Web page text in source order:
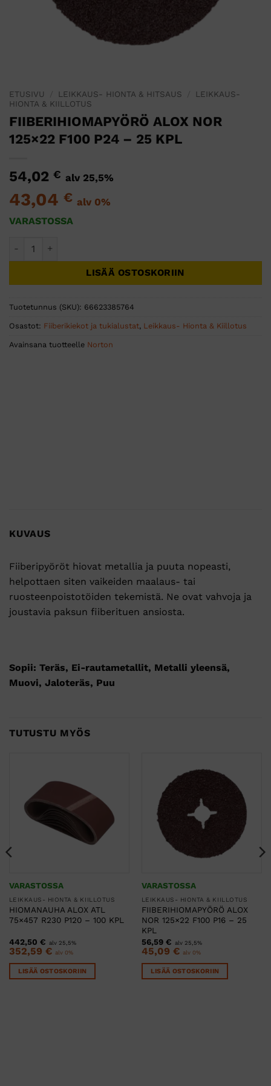
ETUSIVU LEIKKAUS- HIONTA & HITSAUS
LEIKKAUS-
HIONTA & KIILLOTUS
FIIBERIHIOMAPYÖRÖ ALOX NOR
125×22 F100 P24 – 25 KPL
54,02 € alv 25,5%
43,04 € alv 0%
VARASTOSSA
LISÄÄ OSTOSKORIIN
Tuotetunnus (SKU): 66623385764
Osastot: Fiiberikiekot ja tukialustat, Leikkaus- Hionta & Kiillotus
Avainsana tuotteelle Norton
KUVAUS
Fiiberipyöröt hiovat metallia ja puuta nopeasti,
helpottaen siten vaikeiden maalaus- tai
ruosteenpoistotöiden tekemistä. Ne ovat vahvoja ja
joustavia paksun fiiberituen ansiosta.
Sopii: Teräs, Ei-rautametallit, Metalli yleensä,
Muovi, Jaloteräs, Puu
TUTUSTU MYÖS
VARASTOSSA
LEIKKAUS- HIONTA & KIILLOTUS
HIOMANAUHA ALOX ATL
75×457 R230 P120 – 100 KPL
442,50 € alv 25,5%
352,59 € alv 0%
LISÄÄ OSTOSKORIIN
VARASTOSSA
LEIKKAUS- HIONTA & KIILLOTUS
FIIBERIHIOMAPYÖRÖ ALOX
NOR 125×22 F100 P16 – 25
KPL
56,59 € alv 25,5%
45,09 € alv 0%
LISÄÄ OSTOSKORIIN